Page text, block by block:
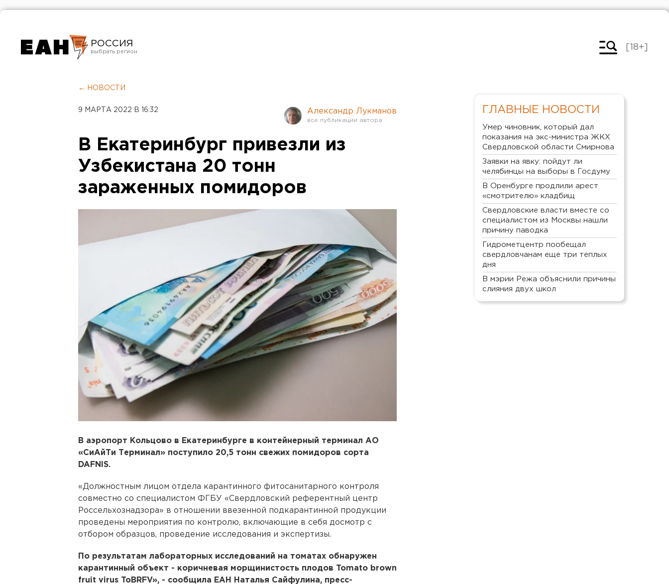
РОССИЯ
Челябинск
[18+]
← НОВОСТИ
9 МАРТА 2022 В 16:32 Александр Лукманов
В Екатеринбург привезли из
Узбекистана 20 тонн
зараженных помидоров
В аэропорт Кольцово в Екатеринбурге в контейнерный терминал АО
«СиАйТи Терминал» поступило 20,5 тонн свежих помидоров сорта
DAFNIS.
«Должностным лицом отдела карантинного фитосанитарного контроля
совместно со специалистом ФГБУ «Свердловский референтный центр
Россельхознадзора» в отношении ввезенной подкарантинной продукции
проведены мероприятия по контролю, включающие в себя досмотр с
отбором образцов, проведение исследования и экспертизы.
По результатам лабораторных исследований на томатах обнаружен
карантинный объект - коричневая морщинистость плодов Tomato brown
fruit virus ToBRFV», - сообщила ЕАН Наталья Сайфулина, пресс-
ГЛАВНЫЕ НОВОСТИ
Умер чиновник, который дал
показания на экс-министра ЖКХ
Свердловской области Смирнова
Заявки на явку: пойдут ли
челябинцы на выборы в Госдуму
В Оренбурге продлили арест
«смотрителю» кладбищ
Свердловские власти вместе со
специалистом из Москвы нашли
причину паводка
Гидрометцентр пообещал
свердловчанам еще три теплых
дня
В мэрии Режа объяснили причины
слияния двух школ